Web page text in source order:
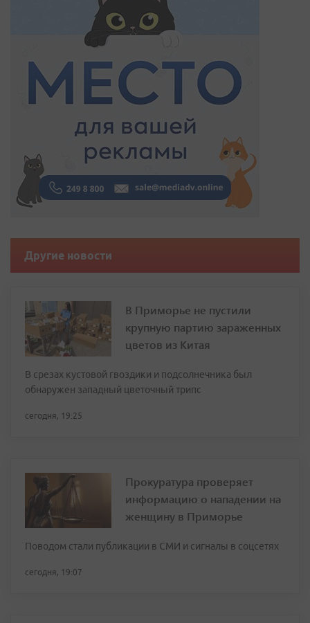
Другие новости
В Приморье не пустили
крупную партию зараженных
цветов из Китая
В срезах кустовой гвоздики и подсолнечника был
обнаружен западный цветочный трипс
сегодня, 19:25
Прокуратура проверяет
информацию о нападении на
женщину в Приморье
Поводом стали публикации в СМИ и сигналы в соцсетях
сегодня, 19:07